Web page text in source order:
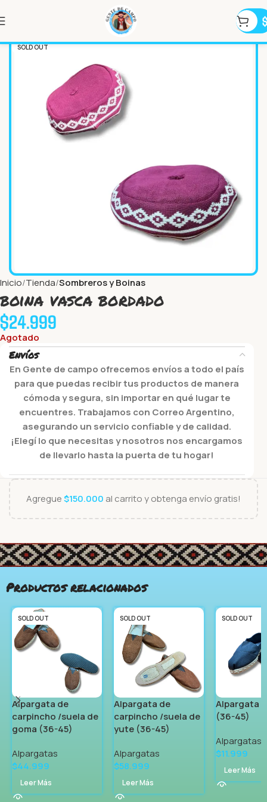
$
SOLD OUT
Inicio Tienda Sombreros y Boinas
boina vasca bordado
$24.999
Agotado
Envíos
En Gente de campo ofrecemos envíos a todo el país
para que puedas recibir tus productos de manera
cómoda y segura, sin importar en qué lugar te
encuentres. Trabajamos con Correo Argentino,
asegurando un servicio confiable y de calidad.
¡Elegí lo que necesitas y nosotros nos encargamos
de llevarlo hasta la puerta de tu hogar!
Agregue$150.000 al carrito y obtenga envío gratis!
Productos relacionados
SOLD OUT
Alpargata de
carpincho /suela de
goma (36-45)
Alpargatas
$44.999
Leer Más
SOLD OUT
Alpargata de
carpincho /suela de
yute (36-45)
Alpargatas
$58.999
Leer Más
SOLD OUT
Alpargata
(36-45)
Alpargatas
$11.999
Leer Más